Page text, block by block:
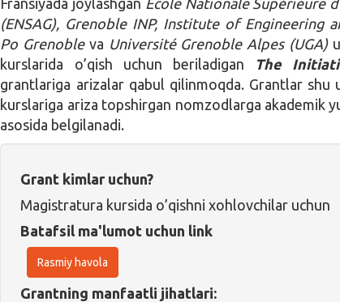
(ENSAG), Grenoble INP, Institute of Engineering
Po Grenobleva Université Grenoble Alpes (UGA)
kurslarida o’qish uchun beriladigan
The
grantlariga arizalar qabul qilinmoqda. Grantlar shu
kurslariga ariza topshirgan nomzodlarga akademik
asosida belgilanadi.
Grant kimlar uchun?
Magistratura kursida o’qishni xohlovchilar uchun
Batafsil ma'lumot uchun link
Rasmiy havola
Grantning manfaatli jihatlari: